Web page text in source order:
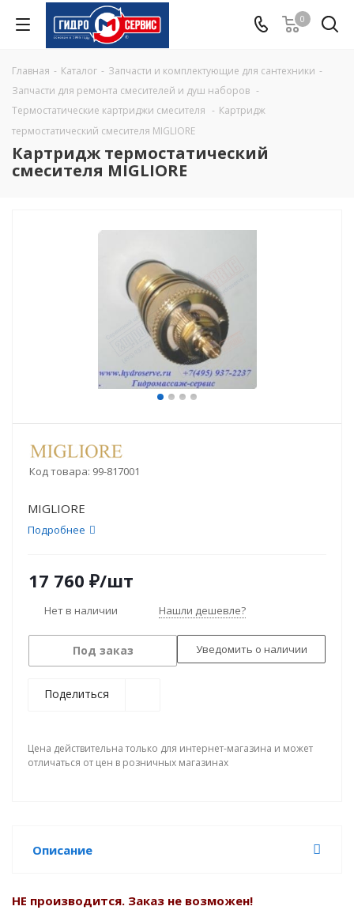
0
Главная - Каталог - Запчасти и комплектующие для сантехники -
Запчасти для ремонта смесителей и душ наборов -
Термостатические картриджи смесителя - Картридж
термостатический смесителя MIGLIORE
Картридж термостатический
смесителя MIGLIORE
Код товара: 99-817001
MIGLIORE
Подробнее
17 760 ₽/шт
Нет в наличии Нашли дешевле?
Под заказ Уведомить о наличии
Поделиться
Цена действительна только для интернет-магазина и может
отличаться от цен в розничных магазинах
Описание
НЕ производится. Заказ не возможен!